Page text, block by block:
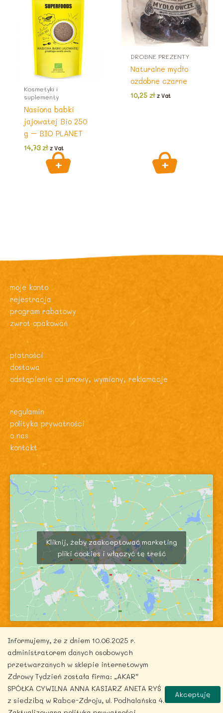
Kosmetyki i
suplementy
Nasiona babki
jajowatej Bio 250
g – BIO PLANET
14,73zł z Vat
DROBNE PREZENTY
Naturalne mydło
ozdobne czarne
10,25 zł z Vat
moje konto
rejestracja
program rabatowy
zwrot opakowań
płatności
dostawa
odstąpienie od umowy, wymiany, reklamacje
regulamin
polityka prywatności
o nas
kontakt
Kliknij, żeby zaakceptować marketing
pliki cookies i włączyć tę treść
Copyright © 2026 zdrowytydzien.pl | Powered by
ITentego.pl
Informujemy, że z dniem 10.06.2025 r.
administratorem danych osobowych
przetwarzanych w sklepie internetowym
Zdrowy Tydzień została firma: „AKAR”
SPÓŁKA CYWILNA ANNA KASIARZ ANETA RYŚ
z siedzibą w Rabce-Zdroju, ul. Podhalańska 4.
Akceptuję